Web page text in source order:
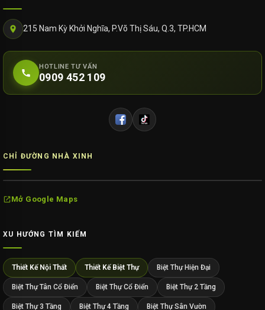
215 Nam Kỳ Khởi Nghĩa, P.Võ Thị Sáu, Q.3, TP.HCM
HOTLINE TƯ VẤN
0909 452 109
CHỈ ĐƯỜNG NHÀ XINH
Mở Google Maps
XU HƯỚNG TÌM KIẾM
Thiết Kế Nội Thất Thiết Kế Biệt Thự Biệt Thự Hiện Đại
Biệt Thự Tân Cổ Điển Biệt Thự Cổ Điển Biệt Thự 2 Tầng
Biệt Thự 3 Tầng Biệt Thự 4 Tầng Biệt Thự Sân Vườn